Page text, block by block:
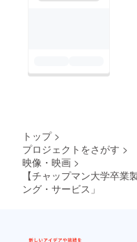
トップ >
プロジェクトをさがす >
映像・映画 >
【チャップマン大学卒業
ング・サービス」